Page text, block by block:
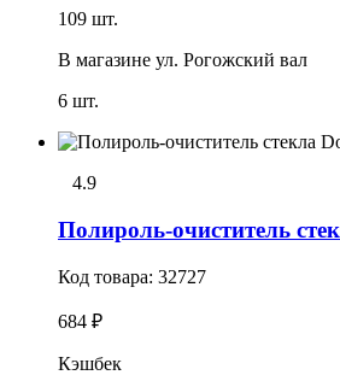
109 шт.
В магазине ул. Рогожский вал
6 шт.
4.9
Полироль-очиститель
Код товара: 32727
684 ₽
Кэшбек